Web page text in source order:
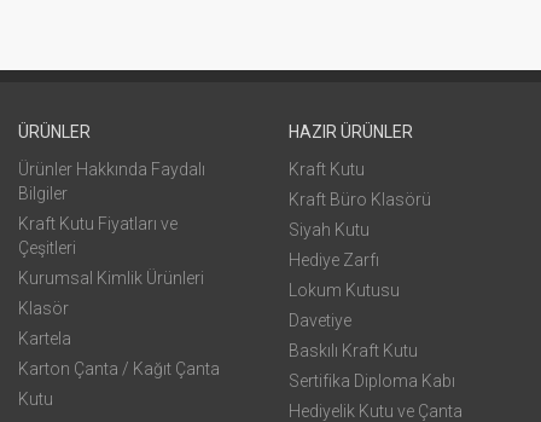
ÜRÜNLER
Ürünler Hakkında Faydalı
Bilgiler
Kraft Kutu Fiyatları ve
Çeşitleri
Kurumsal Kimlik Ürünleri
Klasör
Kartela
Karton Çanta / Kağıt Çanta
Kutu
HAZIR ÜRÜNLER
Kraft Kutu
Kraft Büro Klasörü
Siyah Kutu
Hediye Zarfı
Lokum Kutusu
Davetiye
Baskılı Kraft Kutu
Sertifika Diploma Kabı
Hediyelik Kutu ve Çanta